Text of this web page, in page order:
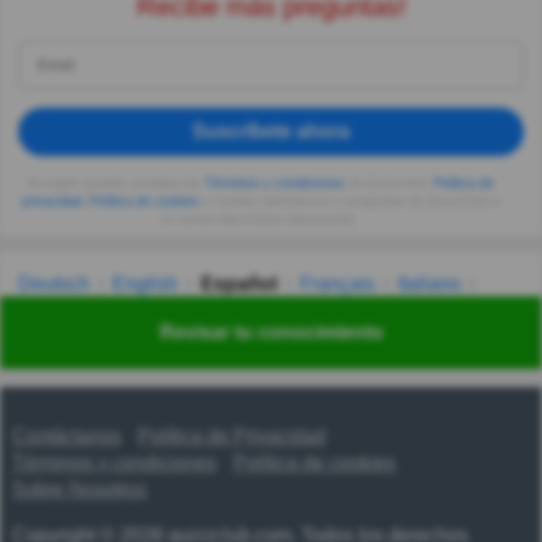
Revisar tu conocimiento
Recibe más preguntas!
Suscríbete ahora
privacidad
Deutsch English Español Français
Italiano
Українська हिन्दी 한국어 汉语
Contáctanos
Política de Privacidad
Términos y condiciones
Copyright © 2026 quizzclub.com. Todos los derechos